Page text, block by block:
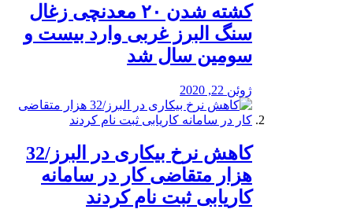
کشته شدن ۲۰ معدنچی زغال
سنگ البرز غربی وارد بیست و
سومین سال شد
ژوئن 22, 2020
کاهش نرخ بیکاری در البرز/32
هزار متقاضی کار در سامانه
کاریابی ثبت نام کردند